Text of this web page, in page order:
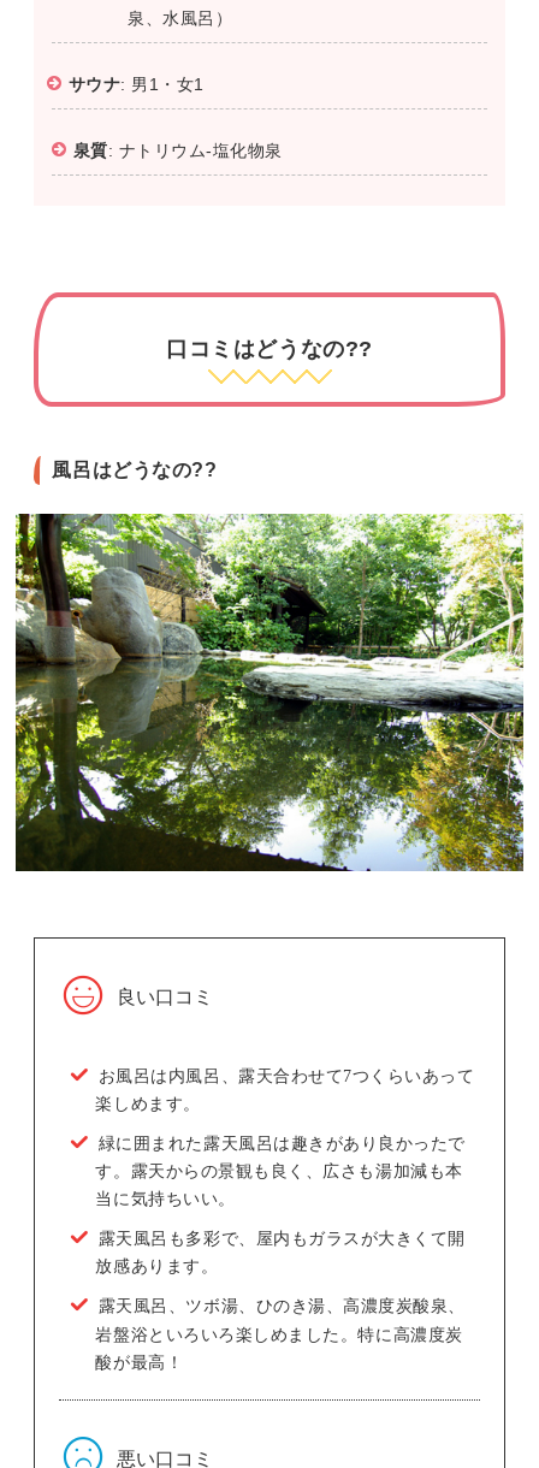
泉、水風呂）
サウナ: 男1・女1
泉質: ナトリウム-塩化物泉
口コミはどうなの??
風呂はどうなの??
良い口コミ
お風呂は内風呂、露天合わせて7つくらいあって
楽しめます。
緑に囲まれた露天風呂は趣きがあり良かったで
す。露天からの景観も良く、広さも湯加減も本
当に気持ちいい。
露天風呂も多彩で、屋内もガラスが大きくて開
放感あります。
露天風呂、ツボ湯、ひのき湯、高濃度炭酸泉、
岩盤浴といろいろ楽しめました。特に高濃度炭
酸が最高！
悪い口コミ